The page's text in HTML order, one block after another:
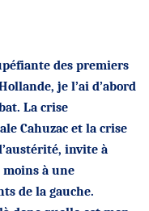
des premiers
je l’ai d’abord
La crise
Cahuzac et la crise
invite à
à une
de la gauche.